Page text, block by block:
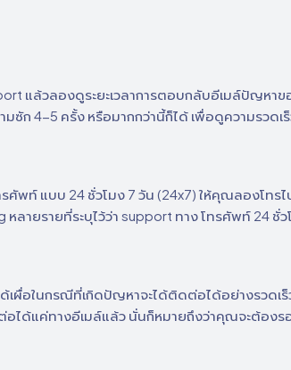
แล้วลองดูระยะเวลาการตอบกลับอีเมล์ปัญหาข
ซัก 4-5 ครั้ง หรือมากกว่านี้ก็ได้ เพื่อดูความรวดเ
พท์ แบบ 24 ชั่วโมง 7 วัน (24x7) ให้คุณลองโทร
ลายรายที่ระบุไว้ว่า support ทาง โทรศัพท์ 24 ชั่
เผื่อในกรณีที่เกิดปัญหาจะได้ติดต่อได้อย่างรวด
ได้แค่ทางอีเมล์แล้ว นั่นก็หมายถึงว่าคุณจะต้องรอ